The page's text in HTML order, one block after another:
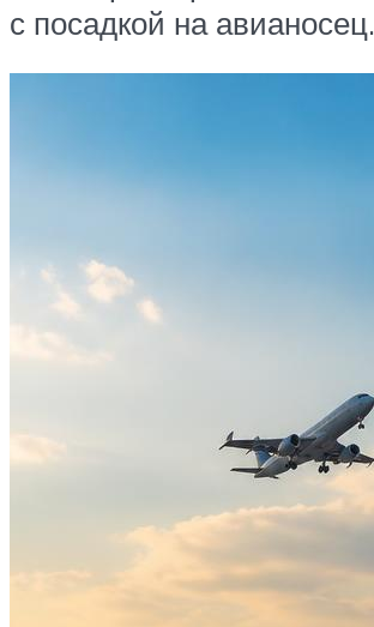
с посадкой на авианосец.